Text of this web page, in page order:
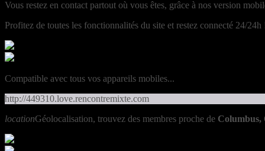
Vous restez en contact partout où vous êtes, grâce à nos version
Profitez de toutes les fonctionnalités du site et restez connecté 24/24h
Compatible avec tous vos appareils mobiles...
http://449310.love.rencontremixte.com
locationGéolocalisation, trouvez des membres proche de Columbus,